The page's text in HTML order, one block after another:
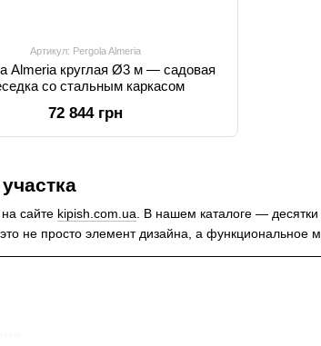
сайте kipish.com.ua . В нашем каталоге —
не просто элемент дизайна, а функциональное
Артикул: Pergola Almeria
Almeria круглая Ø3 м — садовая
со стальным каркасом
72 844 грн